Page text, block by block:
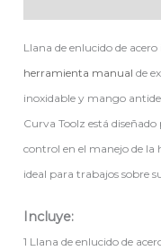
Llana de enlucido de
herramienta manual de
inoxidable y mango
Curva Toolz está
control en el manejo de la
ideal para trabajos sobre
Incluye:
1 Llana de enlucido de